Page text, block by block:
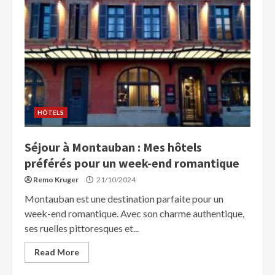
HÔTELS
Séjour à Montauban : Mes hôtels
préférés pour un week-end romantique
Remo Kruger 21/10/2024
Montauban est une destination parfaite pour un
week-end romantique. Avec son charme authentique,
ses ruelles pittoresques et...
Read More